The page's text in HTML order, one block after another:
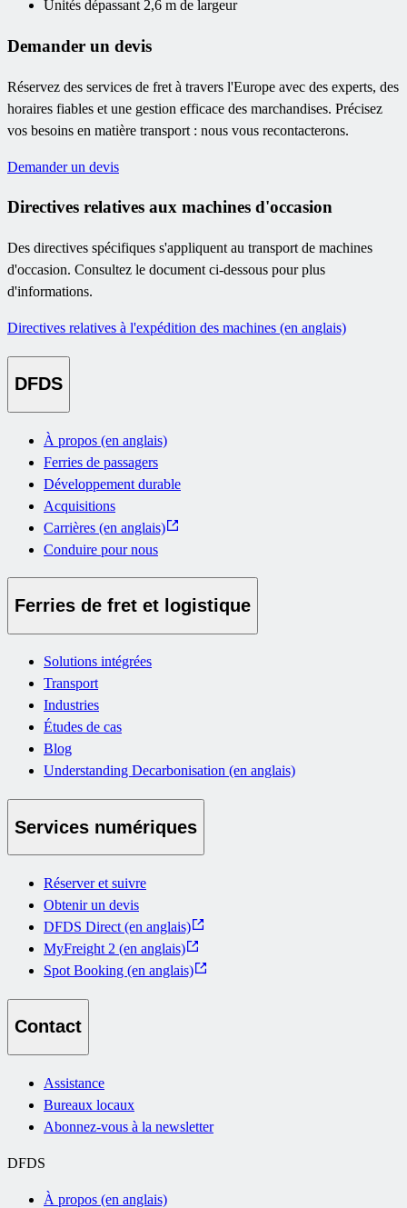
Unités dépassant 2,6 m de largeur
Demander un devis
Réservez des services de fret à travers l'Europe avec des experts, des
horaires fiables et une gestion efficace des marchandises. Précisez
vos besoins en matière transport : nous vous recontacterons.
Demander un devis
Directives relatives aux machines d'occasion
Des directives spécifiques s'appliquent au transport de machines
d'occasion. Consultez le document ci-dessous pour plus
d'informations.
Directives relatives à l'expédition des machines (en anglais)
DFDS
À propos (en anglais)
Ferries de passagers
Développement durable
Acquisitions
Carrières (en anglais)
Conduire pour nous
Ferries de fret et logistique
Solutions intégrées
Transport
Industries
Études de cas
Blog
Understanding Decarbonisation (en anglais)
Services numériques
Réserver et suivre
Obtenir un devis
DFDS Direct (en anglais)
MyFreight 2 (en anglais)
Spot Booking (en anglais)
Contact
Assistance
Bureaux locaux
Abonnez-vous à la newsletter
DFDS
À propos (en anglais)